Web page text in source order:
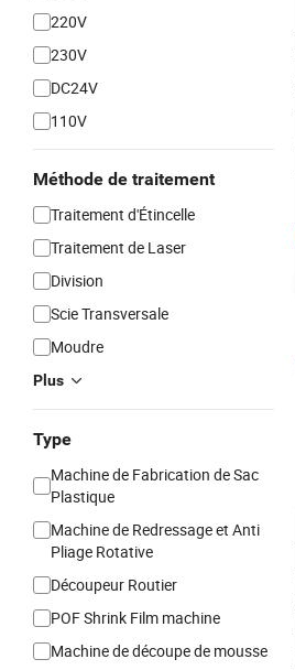
220V
230V
DC24V
110V
Méthode de traitement
Traitement d'Étincelle
Traitement de Laser
Division
Scie Transversale
Moudre
Plus
Type
Machine de Fabrication de Sac
Plastique
Machine de Redressage et Anti
Pliage Rotative
Découpeur Routier
POF Shrink Film machine
Machine de découpe de mousse